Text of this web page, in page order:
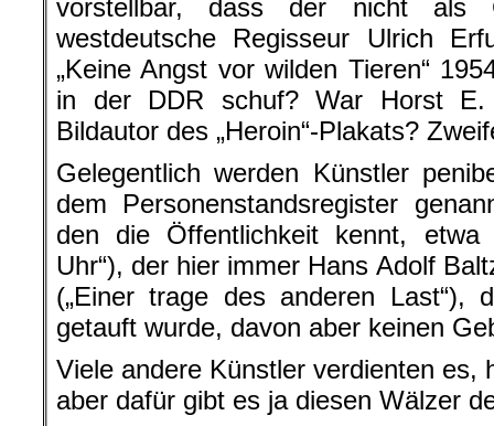
vorstellbar, dass der nicht als
westdeutsche Regisseur Ulrich
„Keine Angst vor wilden Tieren“
in der DDR schuf? War Horst E.
Bildautor des „Heroin“-Plakats?
Gelegentlich werden Künstler
dem Personenstandsregister
den die Öffentlichkeit kennt, etwa
Uhr“), der hier immer Hans Adolf
(„Einer trage des anderen Last“),
getauft wurde, davon aber keinen
Viele andere Künstler verdienten es,
aber dafür gibt es ja diesen Wälzer